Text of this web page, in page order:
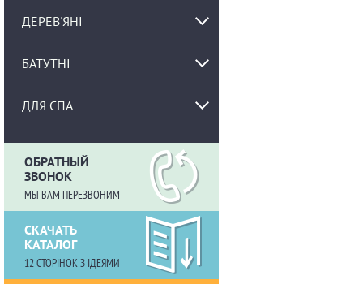
ДЕРЕВ'ЯНІ
БАТУТНІ
ДЛЯ СПА
ОБРАТНЫЙ
ЗВОНОК
МЫ ВАМ ПЕРЕЗВОНИМ
СКАЧАТЬ
КАТАЛОГ
12 СТОРІНОК З ІДЕЯМИ